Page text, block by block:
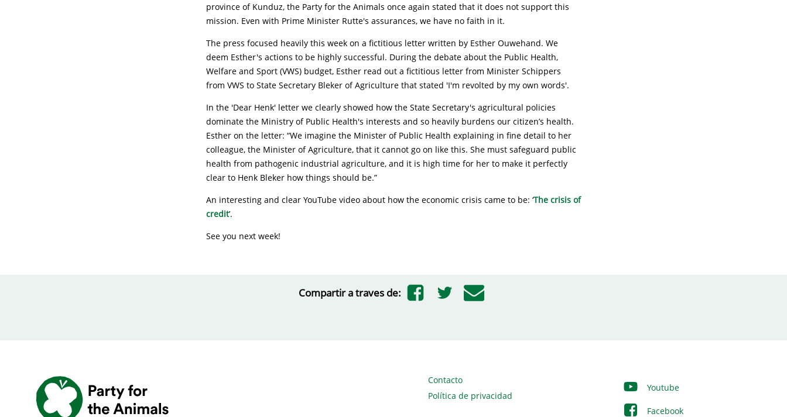
province of Kunduz, the Party for the Animals once again stated that it does not support this
mission. Even with Prime Minister Rutte's assurances, we have no faith in it.
The press focused heavily this week on a fictitious letter written by Esther Ouwehand. We
deem Esther's actions to be highly successful. During the debate about the Public Health,
Welfare and Sport (VWS) budget, Esther read out a fictitious letter from Minister Schippers
from VWS to State Secretary Bleker of Agriculture that stated 'I'm revolted by my own words'.
In the 'Dear Henk' letter we clearly showed how the State Secretary's agricultural policies
dominate the Ministry of Public Health's interests and so heavily burdens our citizen’s health.
Esther on the letter: “We imagine the Minister of Public Health explaining in fine detail to her
colleague, the Minister of Agriculture, that it cannot go on like this. She must safeguard public
health from pathogenic industrial agriculture, and it is high time for her to make it perfectly
clear to Henk Bleker how things should be.”
An interesting and clear YouTube video about how the economic crisis came to be: ‘The crisis of
credit’.
See you next week!
Compartir a traves de:
Contacto
Política de privacidad
Youtube
Facebook